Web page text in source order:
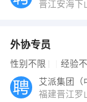
晋江安海下
外协专员
性别不限 经验
艾派集团（
福建晋江罗